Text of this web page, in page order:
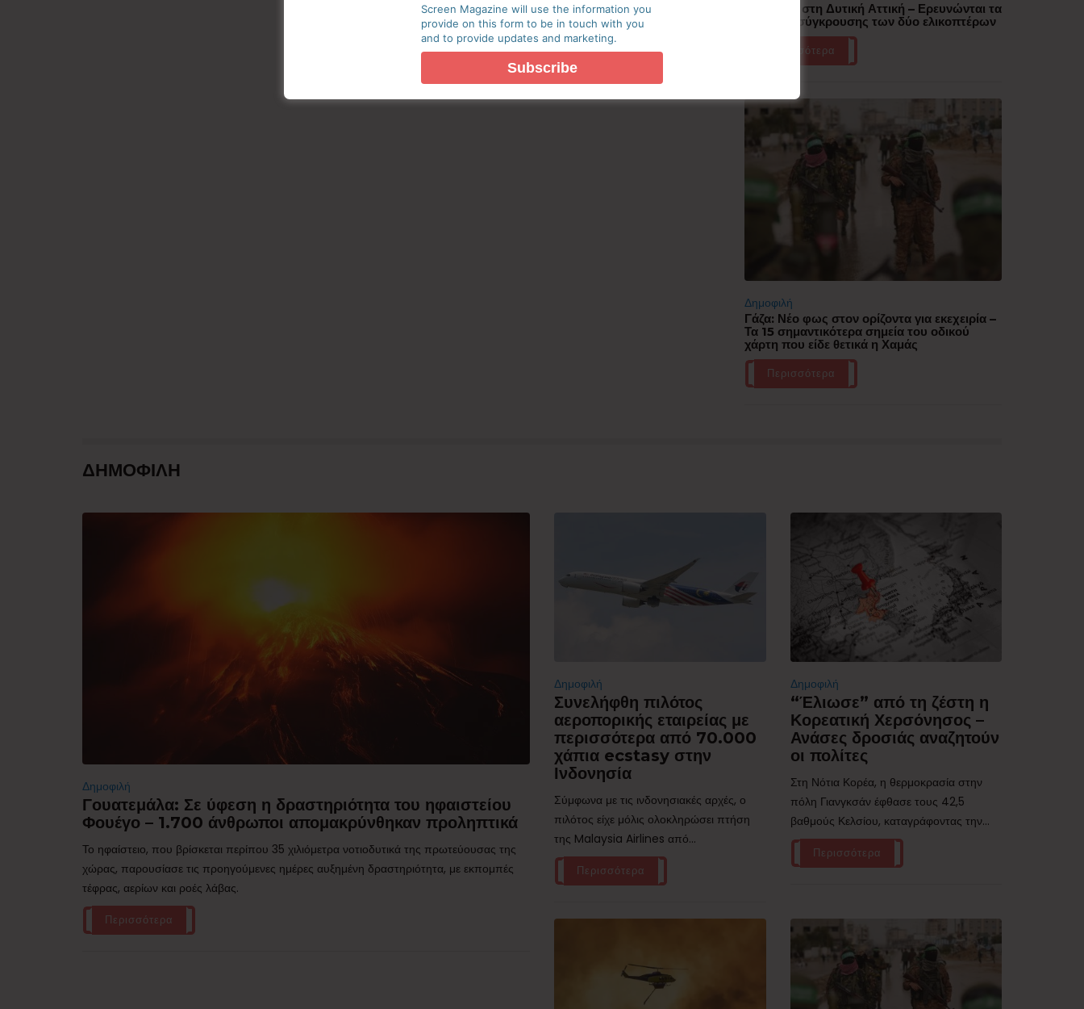
Πυρκαγιά στη Δυτική Αττική – Ερευνώνται τα
αίτια της σύγκρουσης των δύο ελικοπτέρων
Περισσότερα
Δημοφιλή
Γάζα: Νέο φως στον ορίζοντα για εκεχειρία –
Τα 15 σημαντικότερα σημεία του οδικού
χάρτη που είδε θετικά η Χαμάς
Περισσότερα
ΔΗΜΟΦΙΛΗ
Δημοφιλή
Γουατεμάλα: Σε ύφεση η δραστηριότητα του ηφαιστείου
Φουέγο – 1.700 άνθρωποι απομακρύνθηκαν προληπτικά
Το ηφαίστειο, που βρίσκεται περίπου 35 χιλιόμετρα νοτιοδυτικά της πρωτεύουσας της
χώρας, παρουσίασε τις προηγούμενες ημέρες αυξημένη δραστηριότητα, με εκπομπές
τέφρας, αερίων και ροές λάβας.
Περισσότερα
Δημοφιλή
Συνελήφθη πιλότος
αεροπορικής εταιρείας με
περισσότερα από 70.000
χάπια ecstasy στην
Ινδονησία
Σύμφωνα με τις ινδονησιακές αρχές, ο
πιλότος είχε μόλις ολοκληρώσει πτήση
της Malaysia Airlines από...
Περισσότερα
Δημοφιλή
“Έλιωσε” από τη ζέστη η
Κορεατική Χερσόνησος –
Ανάσες δροσιάς αναζητούν
οι πολίτες
Στη Νότια Κορέα, η θερμοκρασία στην
πόλη Γιανγκσάν έφθασε τους 42,5
βαθμούς Κελσίου, καταγράφοντας την...
Περισσότερα
Screen Magazine will use the information you
provide on this form to be in touch with you
and to provide updates and marketing.